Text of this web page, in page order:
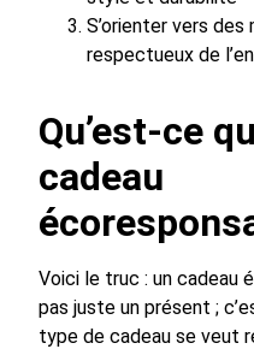
S’orienter vers des
respectueux de
Qu’est-ce
cadeau
Voici le truc : un cadeau
pas juste un présent ;
type de cadeau se veut